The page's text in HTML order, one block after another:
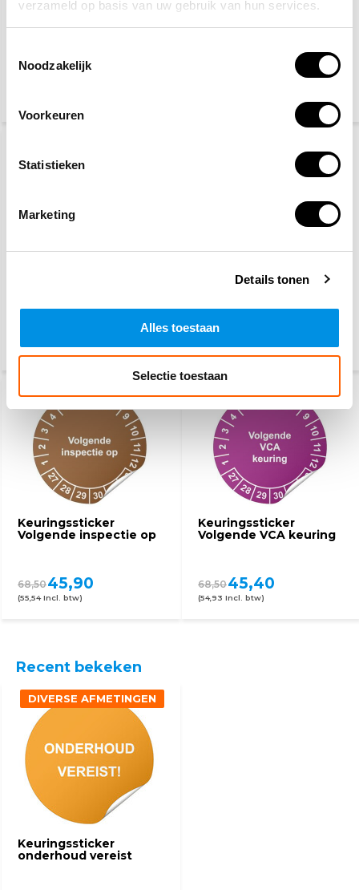
verzameld op basis van uw gebruik van hun services.
Noodzakelijk
Voorkeuren
Statistieken
Marketing
Details tonen
Alles toestaan
Selectie toestaan
Gaatjestang voor
Keuringssticker
(39,81 Incl. btw)
Keuringssticker
Volgende controle op
50,50
(61,11 Incl. btw)
Keuringssticker
Volgende inspectie op
68,5045,90
(55,54 Incl. btw)
Keuringssticker
Volgende VCA keuring
68,5045,40
(54,93 Incl. btw)
Recent bekeken
Keuringssticker
onderhoud vereist
DIVERSE AFMETINGEN